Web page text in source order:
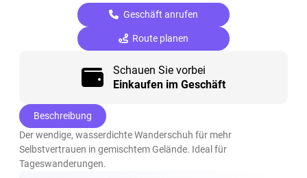
Geschäft anrufen
Route planen
Schauen Sie vorbei
Einkaufen im Geschäft
Beschreibung
Der wendige, wasserdichte Wanderschuh für mehr
Selbstvertrauen in gemischtem Gelände. Ideal für
Tageswanderungen.